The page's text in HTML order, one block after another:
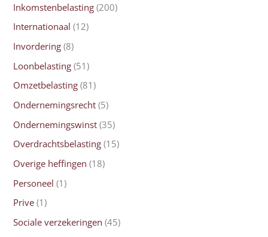
Inkomstenbelasting (200)
Internationaal (12)
Invordering (8)
Loonbelasting (51)
Omzetbelasting (81)
Ondernemingsrecht (5)
Ondernemingswinst (35)
Overdrachtsbelasting (15)
Overige heffingen (18)
Personeel (1)
Prive (1)
Sociale verzekeringen (45)